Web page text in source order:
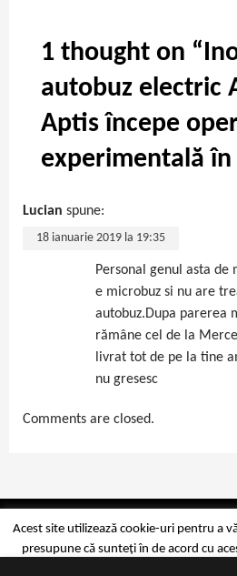
1 thought on “
autobuz electric
Aptis începe
experimentală în
Lucian spune:
18 ianuarie 2019 la 19:35
Personal genul asta de
e microbuz si nu are
autobuz.Dupa parerea
rămâne cel de la
livrat tot de pe la tine
nu gresesc
Comments are closed.
Copyright
Acest site utilizează cookie-uri pentru a
presupune că sunteți în de acord cu